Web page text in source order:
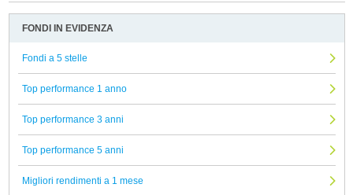
FONDI IN EVIDENZA
Fondi a 5 stelle
Top performance 1 anno
Top performance 3 anni
Top performance 5 anni
Migliori rendimenti a 1 mese